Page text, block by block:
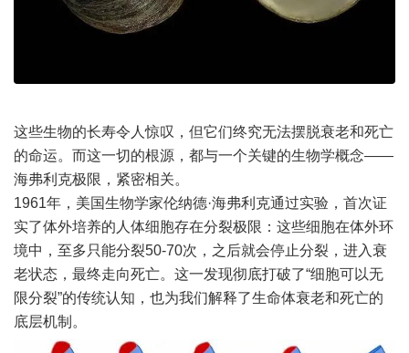
这些生物的长寿令人惊叹，但它们终究无法摆脱衰老和死亡
的命运。而这一切的根源，都与一个关键的生物学概念——
海弗利克极限，紧密相关。
1961年，美国生物学家伦纳德·海弗利克通过实验，首次证
实了体外培养的人体细胞存在分裂极限：这些细胞在体外环
境中，至多只能分裂50-70次，之后就会停止分裂，进入衰
老状态，最终走向死亡。这一发现彻底打破了“细胞可以无
限分裂”的传统认知，也为我们解释了生命体衰老和死亡的
底层机制。